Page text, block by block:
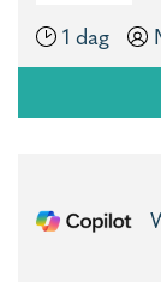
1 dag